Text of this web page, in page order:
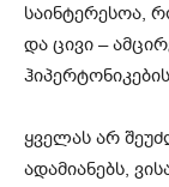
საინტერესოა,
და ცივი –
ყველას არ
ადამიანებს,